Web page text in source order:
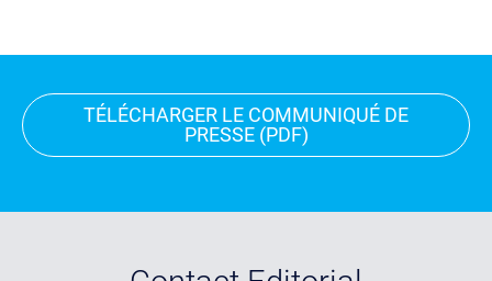
TÉLÉCHARGER LE COMMUNIQUÉ DE
PRESSE (PDF)